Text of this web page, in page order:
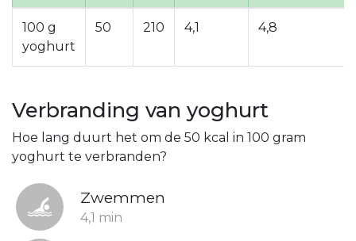
100 g
yoghurt
50 210 4,1 4,8
Verbranding van yoghurt
Hoe lang duurt het om de 50 kcal in 100 gram
yoghurt te verbranden?
Zwemmen
4,1 min